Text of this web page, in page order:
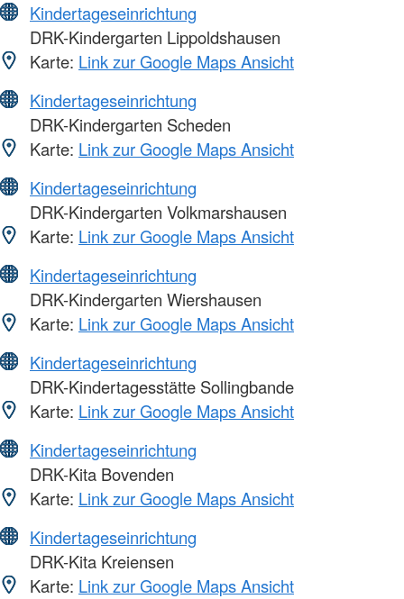
Kindertageseinrichtung
DRK-Kindergarten Lippoldshausen
Karte: Link zur Google Maps Ansicht
Kindertageseinrichtung
DRK-Kindergarten Scheden
Karte: Link zur Google Maps Ansicht
Kindertageseinrichtung
DRK-Kindergarten Volkmarshausen
Karte: Link zur Google Maps Ansicht
Kindertageseinrichtung
DRK-Kindergarten Wiershausen
Karte: Link zur Google Maps Ansicht
Kindertageseinrichtung
DRK-Kindertagesstätte Sollingbande
Karte: Link zur Google Maps Ansicht
Kindertageseinrichtung
DRK-Kita Bovenden
Karte: Link zur Google Maps Ansicht
Kindertageseinrichtung
DRK-Kita Kreiensen
Karte: Link zur Google Maps Ansicht